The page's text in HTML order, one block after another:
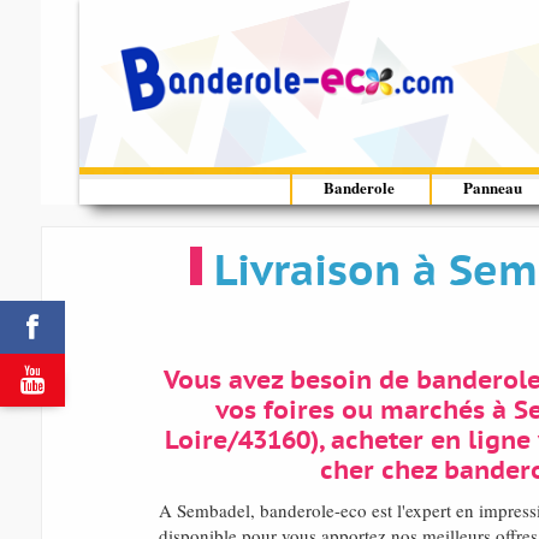


Banderole Panneau
Livraison à
Vous avez besoin de
vos foires ou marchés à
Loire/43160), acheter en
cher chez
A Sembadel, banderole-eco est l'expert en